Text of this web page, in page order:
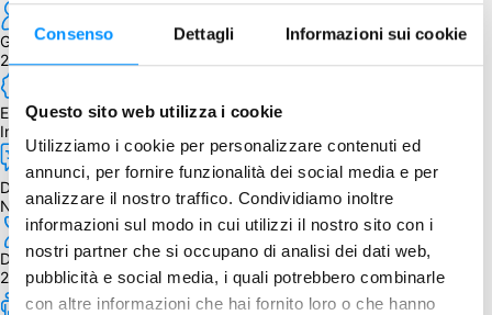
Consenso Dettagli Informazioni sui cookie
Questo sito web utilizza i cookie
Utilizziamo i cookie per personalizzare contenuti ed
annunci, per fornire funzionalità dei social media e per
analizzare il nostro traffico. Condividiamo inoltre
informazioni sul modo in cui utilizzi il nostro sito con i
nostri partner che si occupano di analisi dei dati web,
pubblicità e social media, i quali potrebbero combinarle
con altre informazioni che hai fornito loro o che hanno
Giocatori
2 - 5
Edizione
Inglese
Dipendenza dalla lingua
Nessuna
Durata
20 - 40 min.